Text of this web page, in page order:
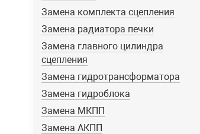
Замена комплекта сцепления
Замена радиатора печки
Замена главного цилиндра
сцепления
Замена гидротрансформатора
Замена гидроблока
Замена МКПП
Замена АКПП